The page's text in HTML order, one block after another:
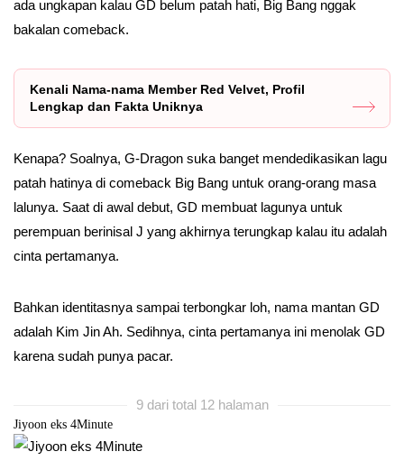
ada ungkapan kalau GD belum patah hati, Big Bang nggak
bakalan comeback.
Kenali Nama-nama Member Red Velvet, Profil
Lengkap dan Fakta Uniknya
Kenapa? Soalnya, G-Dragon suka banget mendedikasikan lagu
patah hatinya di comeback Big Bang untuk orang-orang masa
lalunya. Saat di awal debut, GD membuat lagunya untuk
perempuan berinisal J yang akhirnya terungkap kalau itu adalah
cinta pertamanya.
Bahkan identitasnya sampai terbongkar loh, nama mantan GD
adalah Kim Jin Ah. Sedihnya, cinta pertamanya ini menolak GD
karena sudah punya pacar.
9 dari total 12 halaman
Jiyoon eks 4Minute